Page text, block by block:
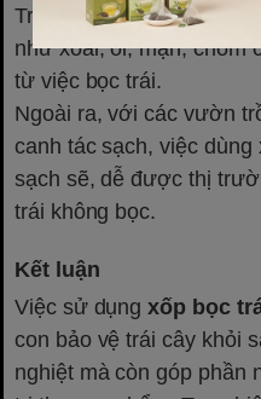
Trong khi đó, những loại
như xoài, ổi, mận, chôm
từ việc bọc trái.
Ngoài ra, với các vườn
canh tác sạch, việc
sạch sẽ, dễ được thị
trái không bọc.
Kết luận
Việc sử dụngxốp bọc
con bảo vệ trái cây khỏi
nghiệt mà còn góp phần